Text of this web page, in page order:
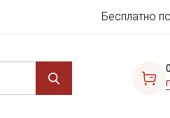
Бесплатно